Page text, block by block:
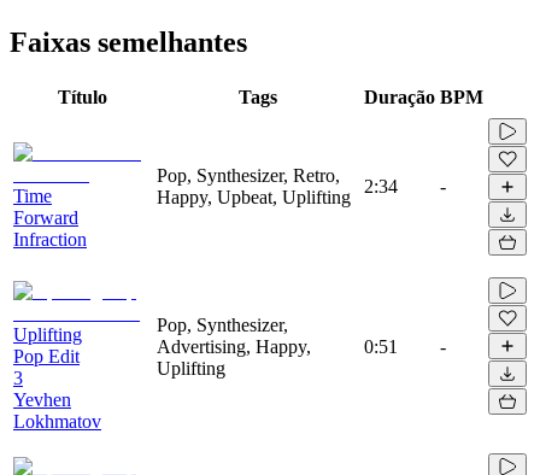
Faixas semelhantes
Título Tags Duração BPM
Time
Forward
Infraction
Pop, Synthesizer, Retro,
Happy, Upbeat, Uplifting
2:34 -
Uplifting
Pop Edit
3
Yevhen
Lokhmatov
Pop, Synthesizer,
Advertising, Happy,
Uplifting
0:51 -